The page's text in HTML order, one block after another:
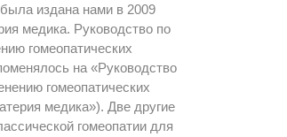
издана нами в 2009
медика. Руководство по
гомеопатических
на «Руководство
гомеопатических
медика»). Две другие
гомеопатии для